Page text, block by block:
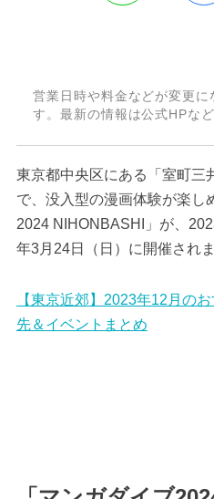
営業日時や料金などが変更
す。最新の情報は公式HPな
東京都中央区にある「室町三
で、没入型の漫画体験が楽し
2024 NIHONBASHI」が、
年3月24日（日）に開催されま
【東京近郊】2023年12月の
先＆イベントまとめ